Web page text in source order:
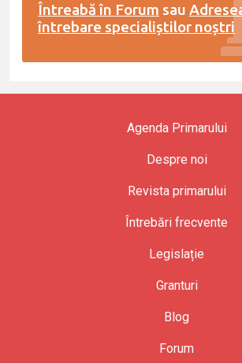
Întreabă în Forum sau
întrebare specialiștilor noștri
Agenda Primarului
Despre noi
Revista primarului
Întrebări frecvente
Legislație
Granturi
Blog
Forum